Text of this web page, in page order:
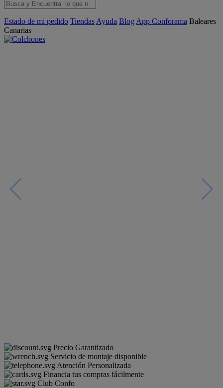
Estado de mi pedido Tiendas Ayuda Blog App Conforama Baleares
Canarias
Precio Garantizado
Servicio de montaje disponible
Atención Personalizada
Financia tus compras fácilmente
Club Confo